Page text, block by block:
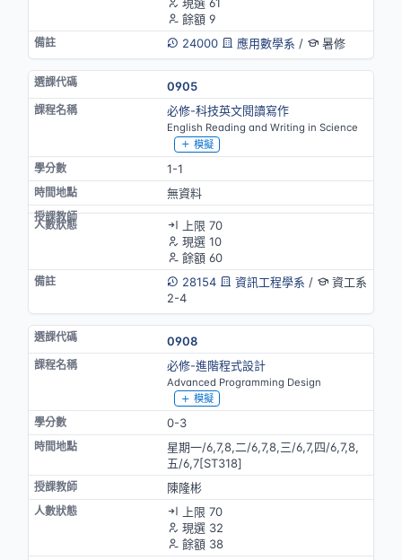
現選 61
餘額 9
24000
應用數學系 / 暑修
0905
必修-科技英文閱讀寫作
English Reading and Writing in Science
模擬
1-1
無資料
上限 70
現選 10
餘額 60
28154
資訊工程學系 /
資工系
2-4
0908
必修-進階程式設計
Advanced Programming Design
模擬
0-3
星期一/6,7,8,二/6,7,8,三/6,7,四/6,7,8,
五/6,7[ST318]
陳隆彬
上限 70
現選 32
餘額 38